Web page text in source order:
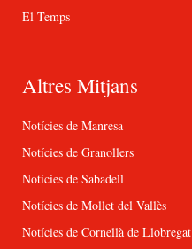
El Temps
Altres Mitjans
Notícies de Manresa
Notícies de Granollers
Notícies de Sabadell
Notícies de Mollet del Vallès
Notícies de Cornellà de Llobregat